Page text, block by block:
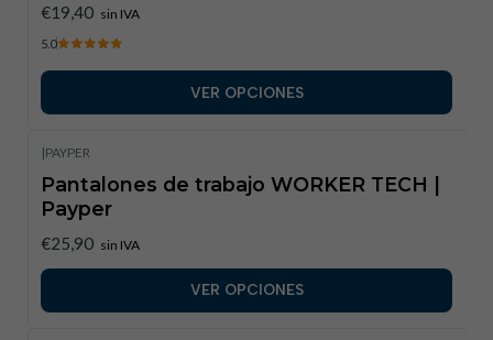
€19,40 sin IVA
5.0
VER OPCIONES
|PAYPER
Pantalones de trabajo WORKER TECH |
Payper
€25,90 sin IVA
VER OPCIONES